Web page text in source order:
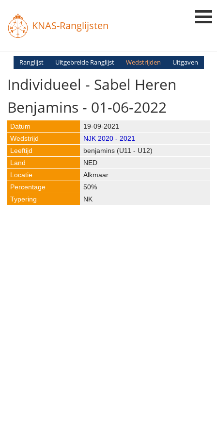
KNAS-Ranglijsten
Login
Ranglijst Uitgebreide Ranglijst Wedstrijden Uitgaven
Individueel - Sabel Heren
Benjamins - 01-06-2022
19-09-2021
NJK 2020 - 2021
benjamins (U11 - U12)
NED
Alkmaar
50%
NK